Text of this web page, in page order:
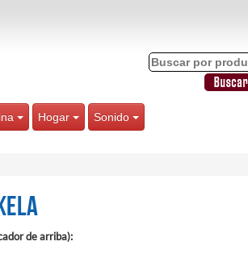
Hogar Sonido
de arriba):